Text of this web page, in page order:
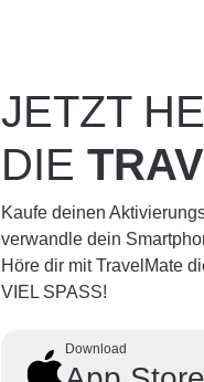
JETZT
DIE
Kaufe deinen
verwandle dein
Höre dir mit TravelMate
VIEL SPASS!
Download